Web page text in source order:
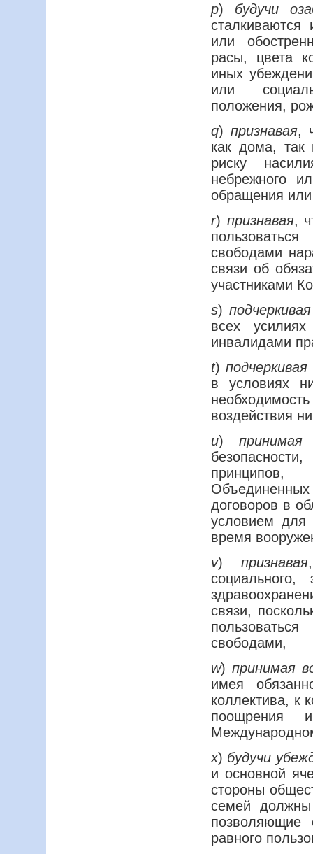
p) будучи
или
расы, цвета
иных
или
положения,
q)признавая,
как дома, так
риску
небрежного
обращения или
r) признавая,
свободами
связи об
участниками
s) подчеркивая
всех
инвалидами
t)подчеркивая
в условиях
воздействия
u)
принципов,
договоров в
условием для
время
v)признавая
социального,
связи,
свободами,
w)принимая
имея
коллектива, к
поощрения
x) будучи
и основной
стороны
семей
позволяющие
равного